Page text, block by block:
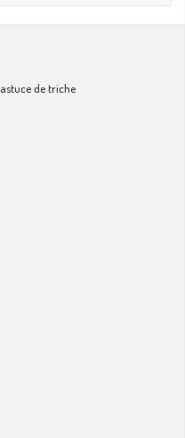
de triche